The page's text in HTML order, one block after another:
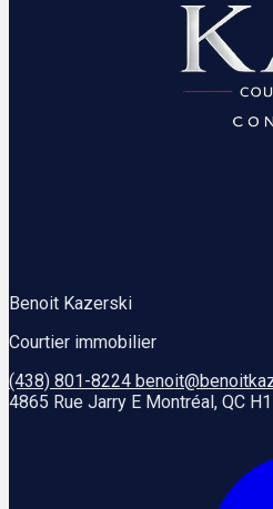
Benoit Kazerski
Courtier immobilier
(438) 801-8224
4865 Rue Jarry E Montréal, QC